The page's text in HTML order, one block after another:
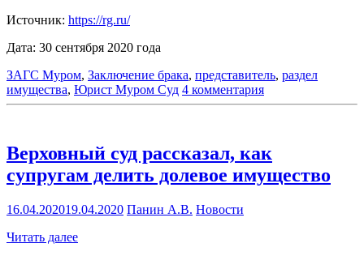
Источник: https://rg.ru/
Дата: 30 сентября 2020 года
ЗАГС Муром, Заключение брака, представитель, раздел
имущества, Юрист Муром Суд 4 комментария
Верховный суд рассказал, как
супругам делить долевое имущество
16.04.202019.04.2020 Панин А.В. Новости
Читать далее